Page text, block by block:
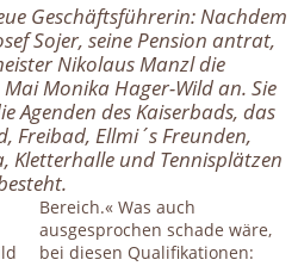
Geschäftsführerin: Nachdem
Sojer, seine Pension antrat,
Nikolaus Manzl die
Monika Hager-Wild an. Sie
Agenden des Kaiserbads, das
Freibad, Ellmi´s Freunden,
Kletterhalle und Tennisplätzen